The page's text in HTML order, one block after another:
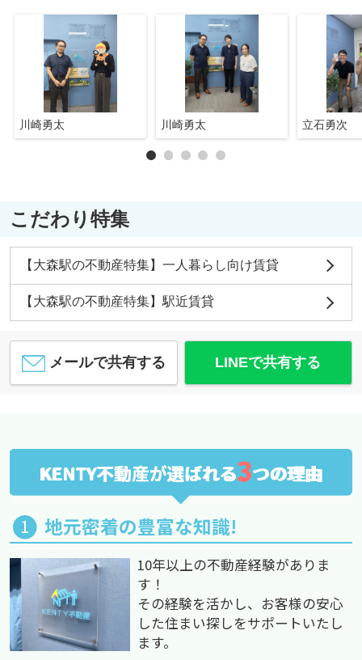
川崎勇太 川崎勇太 立石勇次
こだわり特集
【大森駅の不動産特集】一人暮らし向け賃貸
【大森駅の不動産特集】駅近賃貸
メールで共有する LINEで共有する
KENTY不動産が選ばれる3つの理由
地元密着の豊富な知識!
10年以上の不動産経験がありま
す！
その経験を活かし、お客様の安心
した住まい探しをサポートいたし
ます。